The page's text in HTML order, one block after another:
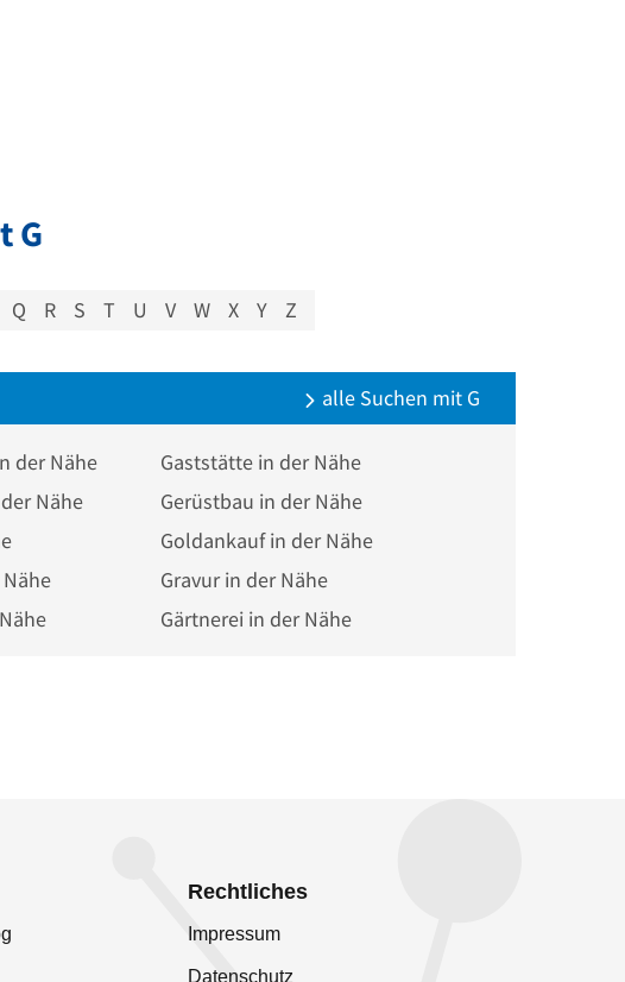
G
Q R S T U V W X Y Z
alle Suchen mit G
der Nähe
Gaststätte in der Nähe
Nähe
Gerüstbau in der Nähe
Goldankauf in der Nähe
Gravur in der Nähe
Gärtnerei in der Nähe
Rechtliches
Impressum
Datenschutz